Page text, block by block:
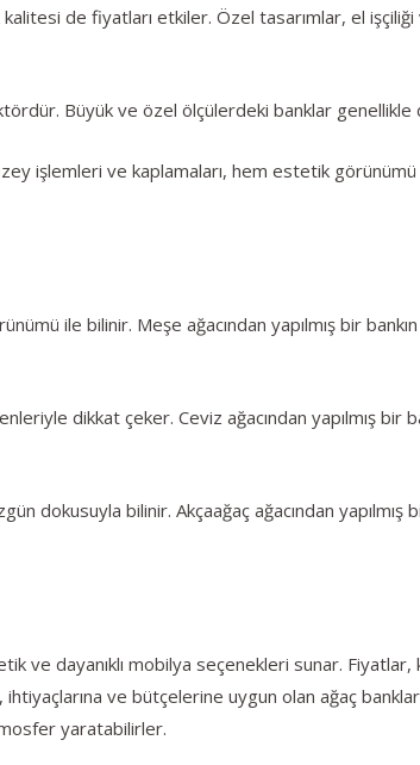
kalitesi de fiyatları etkiler. Özel tasarımlar, el
Büyük ve özel ölçülerdeki banklar genellikle
işlemleri ve kaplamaları, hem estetik görünümü
ile bilinir. Meşe ağacından yapılmış bir
dikkat çeker. Ceviz ağacından yapılmış bir
dokusuyla bilinir. Akçaağaç ağacından
ve dayanıklı mobilya seçenekleri sunar. Fiyatlar,
ve bütçelerine uygun olan ağaç
yaratabilirler.